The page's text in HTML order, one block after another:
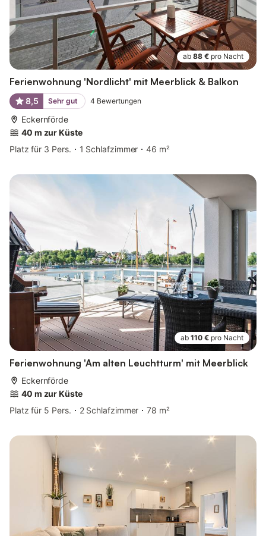
ab 88 € pro Nacht
Ferienwohnung 'Nordlicht' mit Meerblick & Balkon
8,5 Sehr gut 4 Bewertungen
Eckernförde
40 m zur Küste
Platz für 3 Pers.
1 Schlafzimmer 46 m²
ab 110 € pro Nacht
Ferienwohnung 'Am alten Leuchtturm' mit Meerblick
Eckernförde
40 m zur Küste
Platz für 5 Pers.
2 Schlafzimmer 78 m²